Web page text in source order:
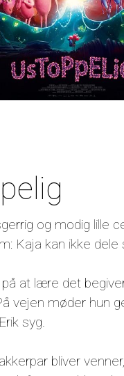
og modig lille
Kaja kan ikke dele
at lære det
vejen møder hun
syg.
bliver